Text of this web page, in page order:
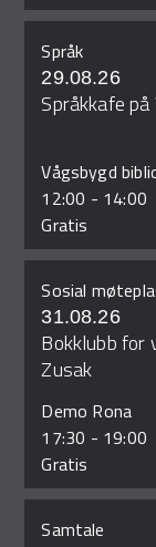
Språk
29.08.26
Språkkafe
Vågsbygd
12:00 - 14:00
Gratis
Sosial
31.08.26
Bokklubb for
Zusak
Demo Rona
17:30 - 19:00
Gratis
Samtale